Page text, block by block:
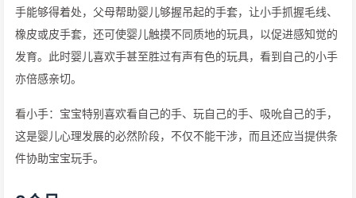
手能够得着处，父母帮助婴儿够握吊起的手套，让小手抓握毛线、
橡皮或皮手套，还可使婴儿触摸不同质地的玩具，以促进感知觉的
发育。此时婴儿喜欢手甚至胜过有声有色的玩具，看到自己的小手
亦倍感亲切。
看小手：宝宝特别喜欢看自己的手、玩自己的手、吸吮自己的手，
这是婴儿心理发展的必然阶段，不仅不能干涉，而且还应当提供条
件协助宝宝玩手。